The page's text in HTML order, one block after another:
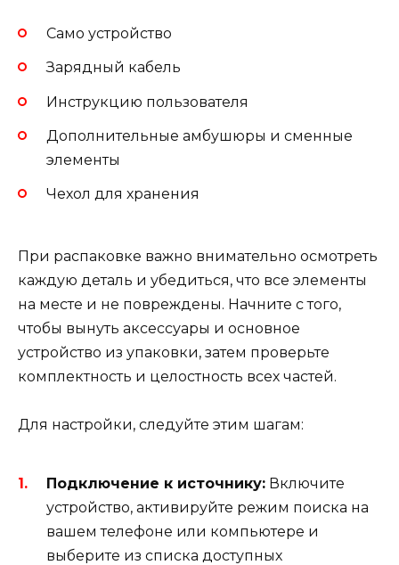
Само устройство
Зарядный кабель
Инструкцию пользователя
Дополнительные амбушюры и сменные
элементы
Чехол для хранения
При распаковке важно внимательно осмотреть
каждую деталь и убедиться, что все элементы
на месте и не повреждены. Начните с того,
чтобы вынуть аксессуары и основное
устройство из упаковки, затем проверьте
комплектность и целостность всех частей.
Для настройки, следуйте этим шагам:
Подключение к источнику: Включите
устройство, активируйте режим поиска на
вашем телефоне или компьютере и
выберите из списка доступных